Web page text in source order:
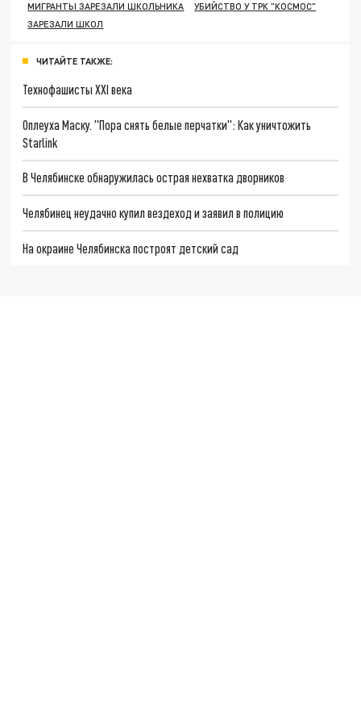
МИГРАНТЫ ЗАРЕЗАЛИ ШКОЛЬНИКА
УБИЙСТВО У ТРК "КОСМОС"
ЗАРЕЗАЛИ ШКОЛ
ЧИТАЙТЕ ТАКЖЕ:
Технофашисты XXI века
Оплеуха Маску. "Пора снять белые перчатки": Как уничтожить
Starlink
В Челябинске обнаружилась острая нехватка дворников
Челябинец неудачно купил вездеход и заявил в полицию
На окраине Челябинска построят детский сад